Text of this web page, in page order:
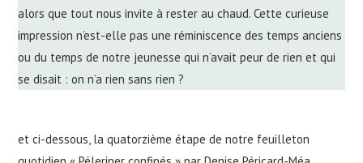
alors que tout nous invite à rester au chaud. Cette curieuse
impression n’est-elle pas une réminiscence des temps anciens
ou du temps de notre jeunesse qui n’avait peur de rien et qui
se disait : on n’a rien sans rien ?
et ci-dessous, la quatorzième étape de notre feuilleton